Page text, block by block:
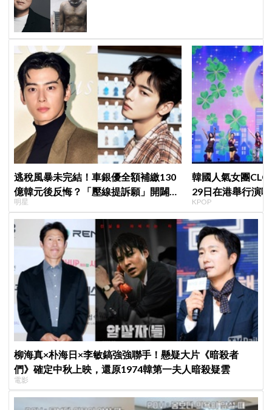
逃稅風暴未完結！車銀優全額補繳130
億韓元後反悔？「壓線提訴願」開闢稅
務第二戰場
明星
韓國人氣女團CLC
29日在港舉行演
KPOP
柳海真×朴海日×李敏鎬強強聯手！懸疑大片《暗殺者
們》確定中秋上映，還原1974韓第一夫人暗殺疑雲
電影